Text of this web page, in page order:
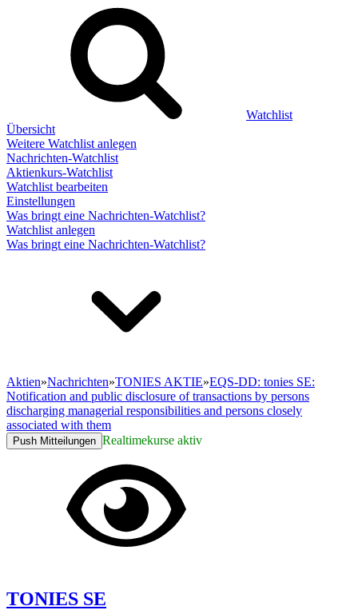
Watchlist
Übersicht
Weitere Watchlist anlegen
Nachrichten-Watchlist
Aktienkurs-Watchlist
Watchlist bearbeiten
Einstellungen
Was bringt eine Nachrichten-Watchlist?
Watchlist anlegen
Was bringt eine Nachrichten-Watchlist?
Aktien»Nachrichten»TONIES AKTIE»EQS-DD: tonies SE:
Notification and public disclosure of transactions by persons
discharging managerial responsibilities and persons closely
associated with them
Push Mitteilungen Realtimekurse aktiv
TONIES SE